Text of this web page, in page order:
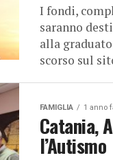
I fondi,
saranno
alla
scorso sul
FAMIGLIA 1 anno
Catania,
l’Autismo